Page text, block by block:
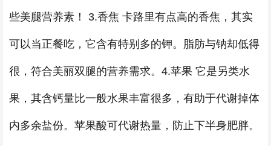
些美腿营养素！ 3.香焦 卡路里有点高的香焦，其实
可以当正餐吃，它含有特别多的钾。脂肪与钠却低得
很，符合美丽双腿的营养需求。4.苹果 它是另类水
果，其含钙量比一般水果丰富很多，有助于代谢掉体
内多余盐份。苹果酸可代谢热量，防止下半身肥胖。